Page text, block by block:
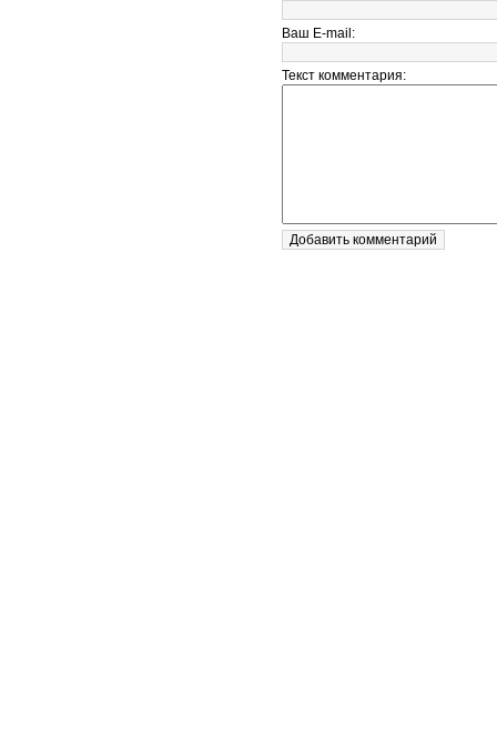
Ваш E-mail:
Текст комментария: